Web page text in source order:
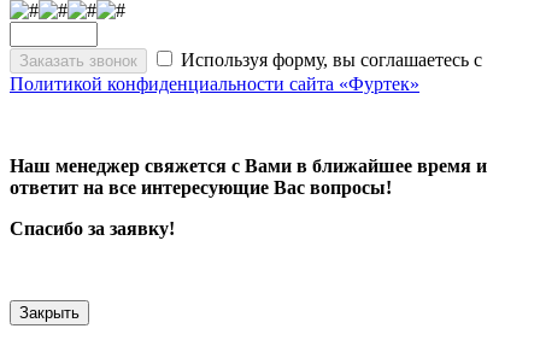
Используя форму, вы соглашаетесь с
Политикой конфиденциальности сайта «Фуртек»
Наш менеджер свяжется с Вами в ближайшее время и
ответит на все интересующие Вас вопросы!
Спасибо за заявку!
Закрыть